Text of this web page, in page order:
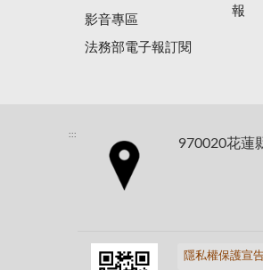
影音專區
法務部電子報訂閱
報
:::
970020花蓮
隱私權保護宣